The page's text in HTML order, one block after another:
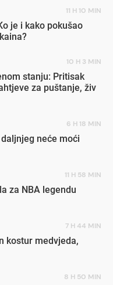
11 H 10 MIN
je i kako pokušao
10 H 3 MIN
stanju: Pritisak
za puštanje, živ
6 H 18 MIN
neće moći
11 H 58 MIN
za NBA legendu
7 H 44 MIN
kostur medvjeda,
8 H 50 MIN